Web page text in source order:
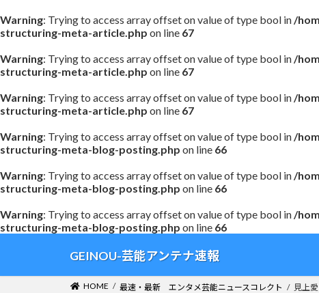
Warning: Trying to access array offset on value of type bool in/
structuring-meta-article.php on line 67
Warning: Trying to access array offset on value of type bool in/
structuring-meta-article.php on line 67
Warning: Trying to access array offset on value of type bool in/
structuring-meta-article.php on line 67
Warning: Trying to access array offset on value of type bool in/
structuring-meta-blog-posting.php on line 66
Warning: Trying to access array offset on value of type bool in/
structuring-meta-blog-posting.php on line 66
Warning: Trying to access array offset on value of type bool in/
structuring-meta-blog-posting.php on line 66
テ
ゲ
GEINOU-芸能アンテナ速報
HOME 最速・最新 エンタメ芸能ニュースコレクト 見上